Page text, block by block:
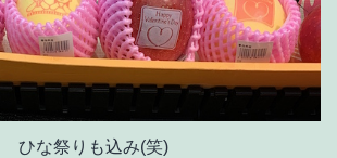
ひな祭りも込み(笑)